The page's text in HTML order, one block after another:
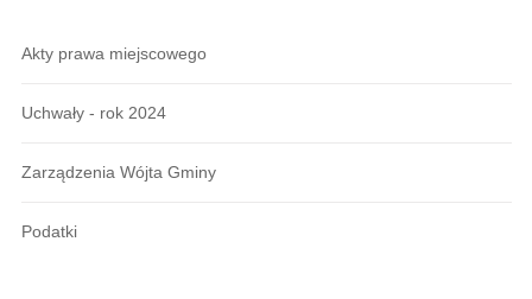
Akty prawa miejscowego
Uchwały - rok 2024
Zarządzenia Wójta Gminy
Podatki